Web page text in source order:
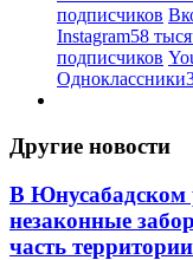
подписчиков
Instagram58
подписчиков
Одноклассники
Другие новости
В Юнусабадском
незаконные
часть